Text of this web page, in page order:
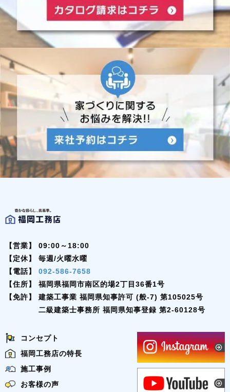
【営業】
09:00～18:00
【定休】
毎週/火曜水曜
【電話】
092-586-7658
【住所】
福岡県福岡市南区的場2丁目36番1号
【免許】
建築工事業 福岡県知事許可 (般-7) 第105025号
二級建築士事務所 福岡県知事登録 第2-60128号
コンセプト
福岡工務店の特長
施工事例
お客様の声